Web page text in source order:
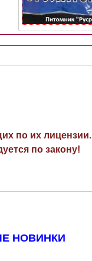
по их лицензии.
по закону!
НОВИНКИ